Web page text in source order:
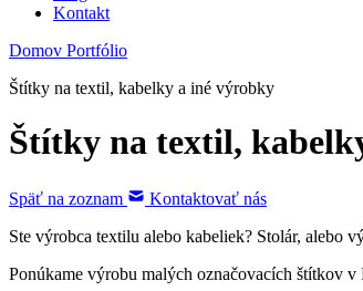
Kontakt
Domov Portfólio
Štítky na textil, kabelky a iné výrobky
Štítky na textil,
Späť na zoznam
Kontaktovať nás
Ste výrobca textilu alebo kabeliek? Stolár, alebo
Ponúkame výrobu malých označovacích štítkov